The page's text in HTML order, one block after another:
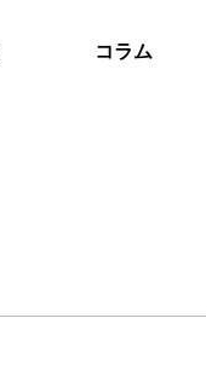
コラム